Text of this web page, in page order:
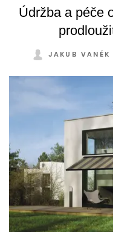
Údržba a péče
JAKUB VANĚK